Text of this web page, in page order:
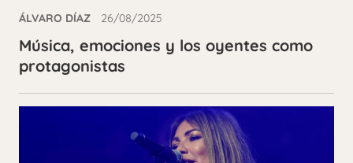
ÁLVARO DÍAZ 26/08/2025
Música, emociones y los oyentes como
protagonistas